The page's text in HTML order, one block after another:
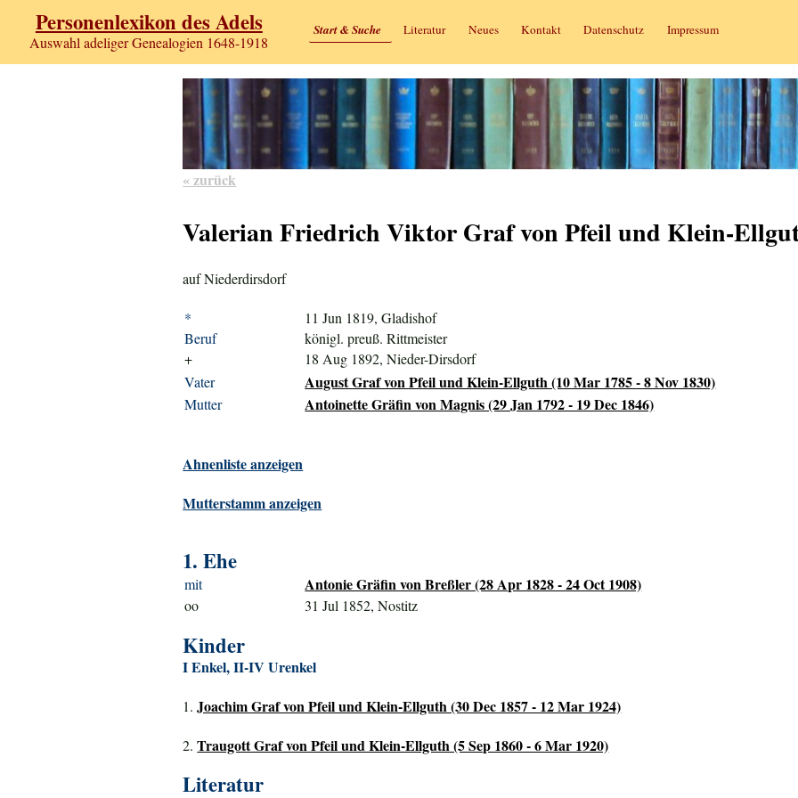
Personenlexikon des Adels
Auswahl adeliger Genealogien 1648-1918
Start & Suche Literatur Neues Kontakt Datenschutz Impressum
« zurück
Valerian Friedrich Viktor Graf von Pfeil und Klein-
auf Niederdirsdorf
*
11 Jun 1819, Gladishof
Beruf
königl. preuß. Rittmeister
+
18 Aug 1892, Nieder-Dirsdorf
Vater
August Graf von Pfeil und Klein-Ellguth (10 Mar 1785 - 8 Nov 1830)
Mutter Antoinette Gräfin von Magnis (29 Jan 1792 - 19 Dec 1846)
Ahnenliste anzeigen
Mutterstamm anzeigen
1. Ehe
mit Antonie Gräfin von Breßler (28 Apr 1828 - 24 Oct 1908)
oo 31 Jul 1852, Nostitz
Kinder
I Enkel, II-IV Urenkel
1.Joachim Graf von Pfeil und Klein-Ellguth (30 Dec 1857 - 12 Mar 1924)
2.Traugott Graf von Pfeil und Klein-Ellguth (5 Sep 1860 - 6 Mar 1920)
Literatur